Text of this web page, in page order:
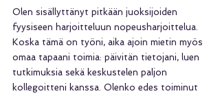
Olen sisällyttänyt pitkään juoksijoiden
fyysiseen harjoitteluun nopeusharjoittelua.
Koska tämä on työni, aika ajoin mietin myös
omaa tapaani toimia: päivitän tietojani, luen
tutkimuksia sekä keskustelen paljon
kollegoitteni kanssa. Olenko edes toiminut